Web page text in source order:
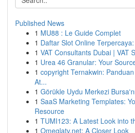
Published News
1 MU88 : Le Guide Complet
1 Daftar Slot Online
1 VAT Consultants Dubai | VAT
1 Urea 46 Granular: Your
1 copyright Ternakwin:
At...
1 Görükle Uydu Merkezi
1 SaaS Marketing Templates:
Resource
1 TUMI123: A Latest Look into
1 Omeglatv.net: A Closer Look